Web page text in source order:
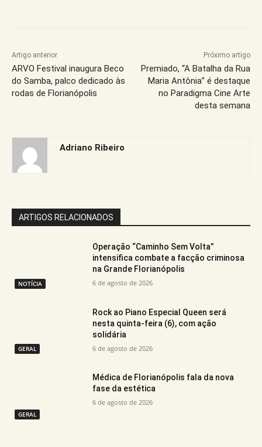
Artigo anterior
ARVO Festival inaugura Beco
do Samba, palco dedicado às
rodas de Florianópolis
Próximo artigo
Premiado, “A Batalha da Rua
Maria Antônia” é destaque
no Paradigma Cine Arte
desta semana
Adriano Ribeiro
ARTIGOS RELACIONADOS
NOTÍCIA
Operação “Caminho Sem Volta”
intensifica combate a facção criminosa
na Grande Florianópolis
6 de agosto de 2026
GERAL
Rock ao Piano Especial Queen será
nesta quinta-feira (6), com ação
solidária
6 de agosto de 2026
GERAL
Médica de Florianópolis fala da nova
fase da estética
6 de agosto de 2026